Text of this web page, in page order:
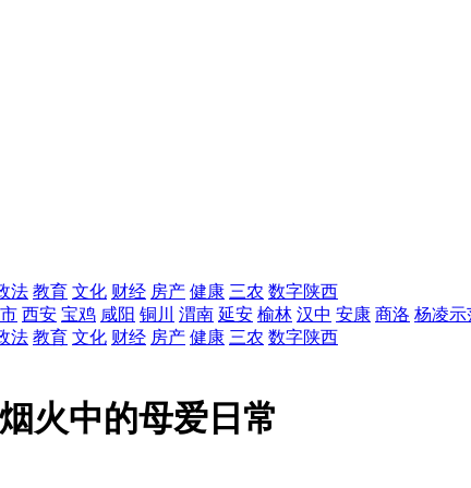
法 教育 文化 财经 房产 健康 三农 数字陕西
西安 宝鸡 咸阳 铜川 渭南 延安 榆林 汉中 安康 商洛 杨凌示
法 教育 文化 财经 房产 健康 三农 数字陕西
火中的母爱日常